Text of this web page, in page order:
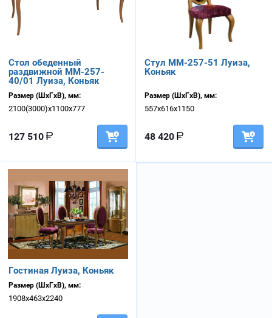
Стол обеденный
раздвижной ММ-257-
40/01 Луиза, Коньяк
Размер (ШхГхВ), мм:
2100(3000)х1100х777
127 510
Стул ММ-257-51 Луиза,
Коньяк
Размер (ШхГхВ), мм:
557х616х1150
48 420
Гостиная Луиза, Коньяк
Размер (ШхГхВ), мм:
1908х463х2240